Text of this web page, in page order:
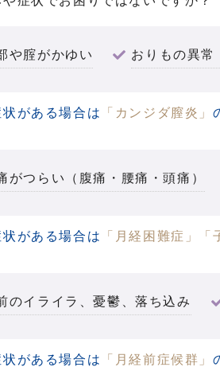
や腟がかゆい おりもの異常
がある場合は 「カンジダ膣炎」
がつらい（腹痛・腰痛・頭痛）
がある場合は 「月経困難症」 「
のイライラ、憂鬱、落ち込み
がある場合は 「月経前症候群」